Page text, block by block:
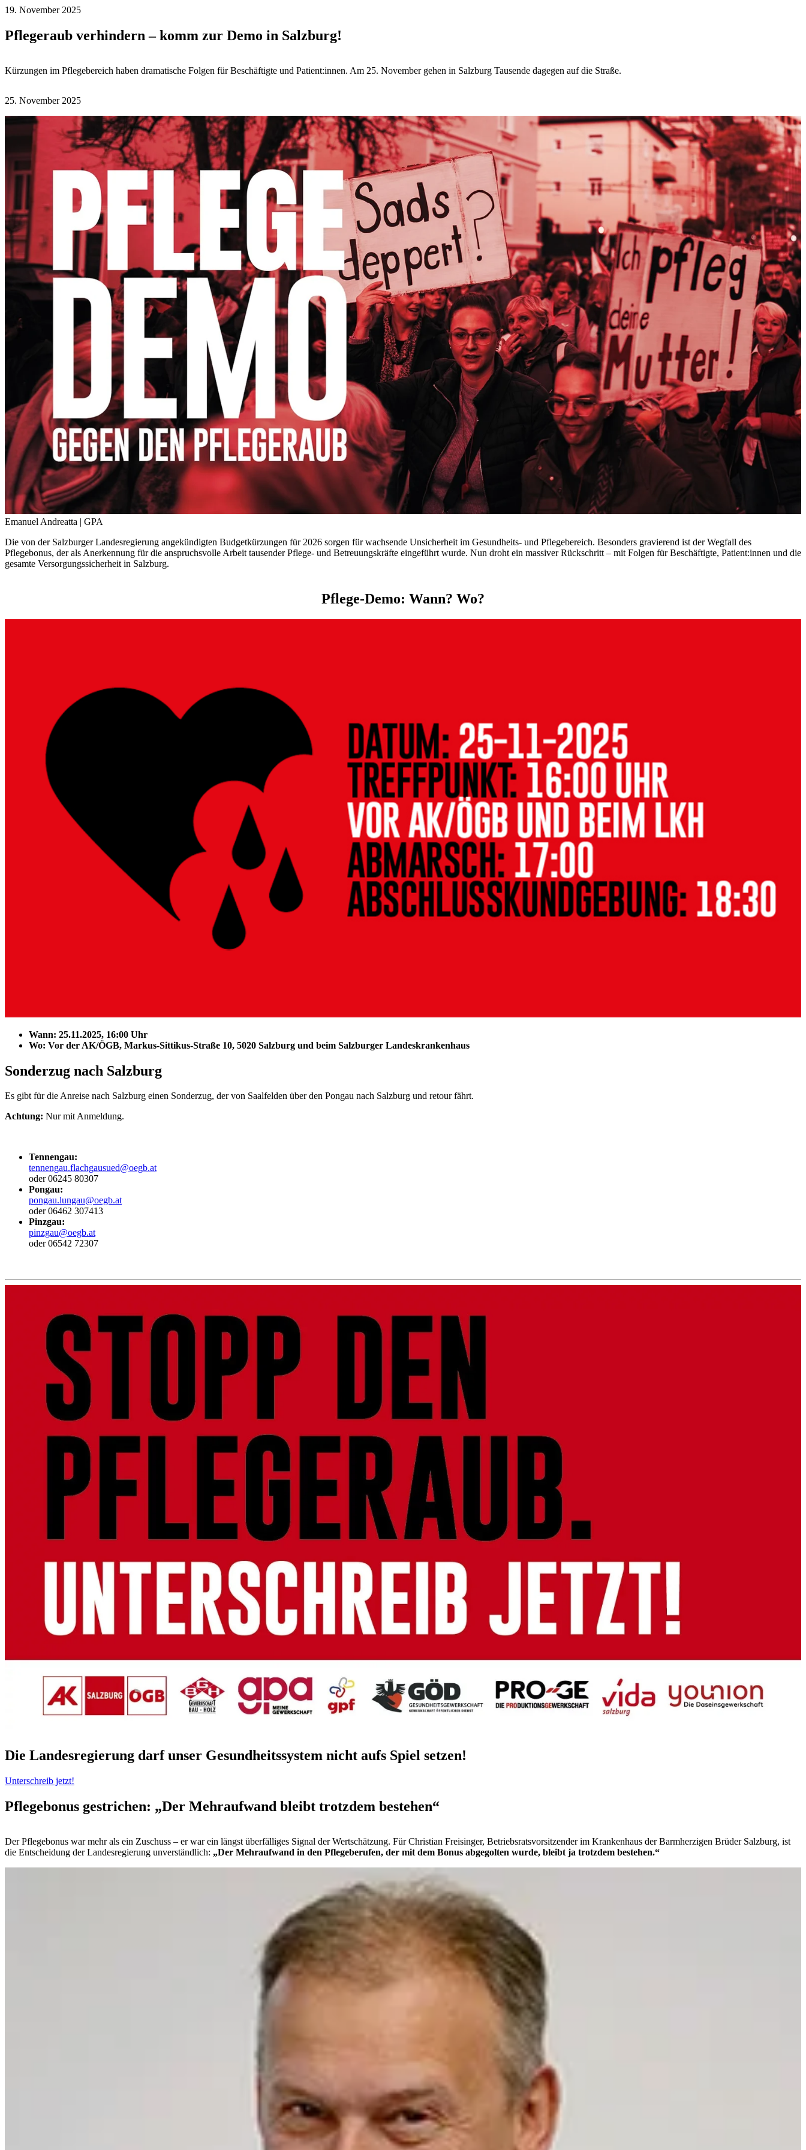
19. November 2025
Pflegeraub verhindern – komm zur Demo in Salzburg!
Kürzungen im Pflegebereich haben dramatische Folgen für Beschäftigte und Patient:innen. Am 25. November gehen in Salzburg Tausende dagegen auf die Straße.
25. November 2025
Emanuel Andreatta | GPA
Die von der Salzburger Landesregierung angekündigten Budgetkürzungen für 2026 sorgen für wachsende Unsicherheit im Gesundheits- und Pflegebereich. Besonders gravierend ist der Wegfall des
Pflegebonus, der als Anerkennung für die anspruchsvolle Arbeit tausender Pflege- und Betreuungskräfte eingeführt wurde. Nun droht ein massiver Rückschritt – mit Folgen für Beschäftigte, Patient:innen und die
gesamte Versorgungssicherheit in Salzburg.
Pflege-Demo: Wann? Wo?
Wann: 25.11.2025, 16:00 Uhr
Wo: Vor der AK/ÖGB, Markus-Sittikus-Straße 10, 5020 Salzburg und beim Salzburger Landeskrankenhaus
Sonderzug nach Salzburg
Es gibt für die Anreise nach Salzburg einen Sonderzug, der von Saalfelden über den Pongau nach Salzburg und retour fährt.
Achtung: Nur mit Anmeldung.
Tennengau:
tennengau.flachgausued@oegb.at
oder 06245 80307
Pongau:
pongau.lungau@oegb.at
oder 06462 307413
Pinzgau:
pinzgau@oegb.at
oder 06542 72307
Die Landesregierung darf unser Gesundheitssystem nicht aufs Spiel setzen!
Unterschreib jetzt!
Pflegebonus gestrichen: „Der Mehraufwand bleibt trotzdem bestehen“
Der Pflegebonus war mehr als ein Zuschuss – er war ein längst überfälliges Signal der Wertschätzung. Für Christian Freisinger, Betriebsratsvorsitzender im Krankenhaus der Barmherzigen Brüder Salzburg, ist
die Entscheidung der Landesregierung unverständlich: „Der Mehraufwand in den Pflegeberufen, der mit dem Bonus abgegolten wurde, bleibt ja trotzdem bestehen.“